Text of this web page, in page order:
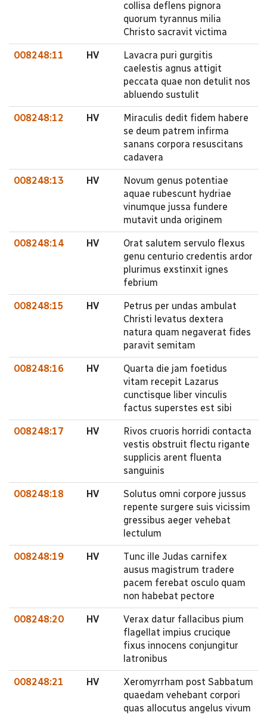
collisa deflens pignora
quorum tyrannus milia
Christo sacravit victima
008248:11 HV
Lavacra puri gurgitis
caelestis agnus attigit
peccata quae non detulit nos
abluendo sustulit
008248:12 HV
Miraculis dedit fidem habere
se deum patrem infirma
sanans corpora resuscitans
cadavera
008248:13 HV
Novum genus potentiae
aquae rubescunt hydriae
vinumque jussa fundere
mutavit unda originem
008248:14 HV
Orat salutem servulo flexus
genu centurio credentis ardor
plurimus exstinxit ignes
febrium
008248:15 HV
Petrus per undas ambulat
Christi levatus dextera
natura quam negaverat fides
paravit semitam
008248:16 HV
Quarta die jam foetidus
vitam recepit Lazarus
cunctisque liber vinculis
factus superstes est sibi
008248:17 HV
Rivos cruoris horridi contacta
vestis obstruit flectu rigante
supplicis arent fluenta
sanguinis
008248:18 HV
Solutus omni corpore jussus
repente surgere suis vicissim
gressibus aeger vehebat
lectulum
008248:19 HV
Tunc ille Judas carnifex
ausus magistrum tradere
pacem ferebat osculo quam
non habebat pectore
008248:20 HV
Verax datur fallacibus pium
flagellat impius crucique
fixus innocens conjungitur
latronibus
008248:21 HV
Xeromyrrham post Sabbatum
quaedam vehebant corpori
quas allocutus angelus vivum